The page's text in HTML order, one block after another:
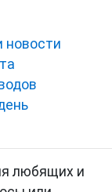
новости
любящих и